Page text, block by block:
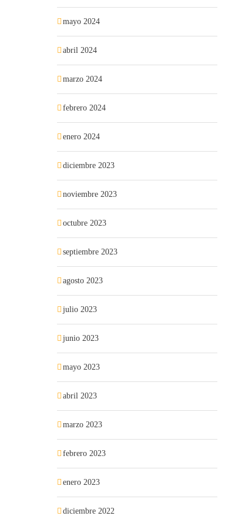
mayo 2024
abril 2024
marzo 2024
febrero 2024
enero 2024
diciembre 2023
noviembre 2023
octubre 2023
septiembre 2023
agosto 2023
julio 2023
junio 2023
mayo 2023
abril 2023
marzo 2023
febrero 2023
enero 2023
diciembre 2022